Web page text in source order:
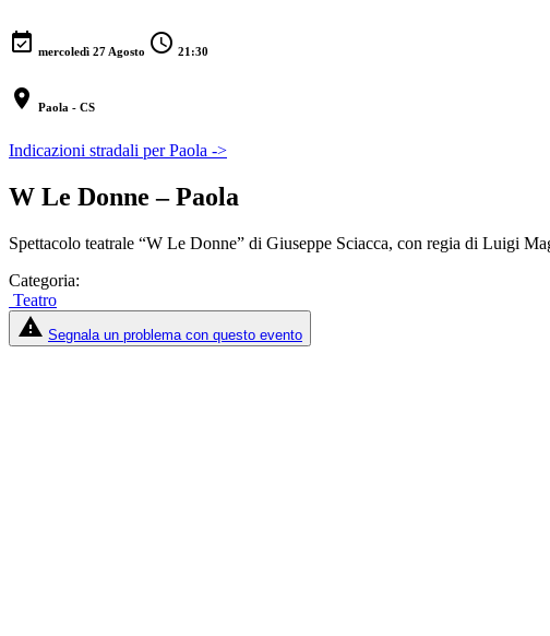
event_available mercoledì 27 Agosto schedule 21:30
location_on Paola - CS
Indicazioni stradali per Paola ->
W Le Donne – Paola
Spettacolo teatrale “W Le Donne” di Giuseppe Sciacca, con regia di Luigi
Categoria:
Teatro
report_problem Segnala un problema con questo evento